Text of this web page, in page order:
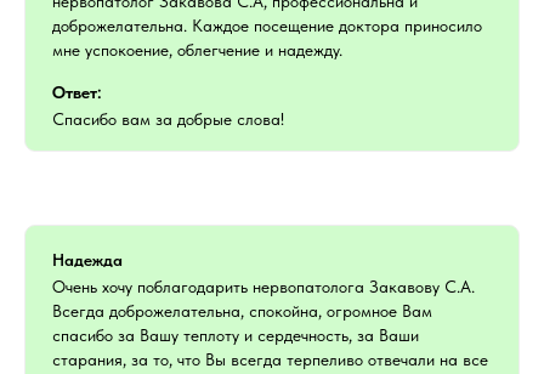
доброжелательна. Каждое посещение доктора приносило
мне успокоение, облегчение и надежду.
Ответ:
Спасибо вам за добрые слова!
Надежда
Очень хочу поблагодарить нервопатолога Закавову С.А.
Всегда доброжелательна, спокойна, огромное Вам
спасибо за Вашу теплоту и сердечность, за Ваши
старания, за то, что Вы всегда терпеливо отвечали на все